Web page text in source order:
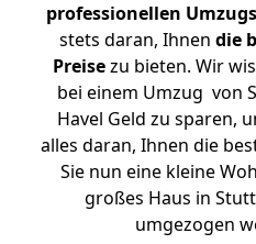
professionellen
stets daran, Ihnen die
Preisezu bieten. Wir
bei einem Umzug von
Havel Geld zu sparen,
alles daran, Ihnen die
Sie nun eine kleine
großes Haus in
umgezogen